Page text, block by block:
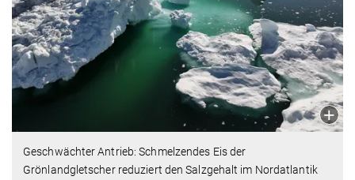
Geschwächter Antrieb: Schmelzendes Eis der
Grönlandgletscher reduziert den Salzgehalt im Nordatlantik